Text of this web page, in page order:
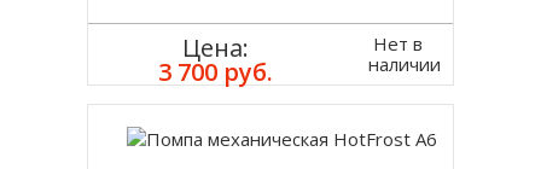
Цена:
3 700 руб.
Нет в
наличии